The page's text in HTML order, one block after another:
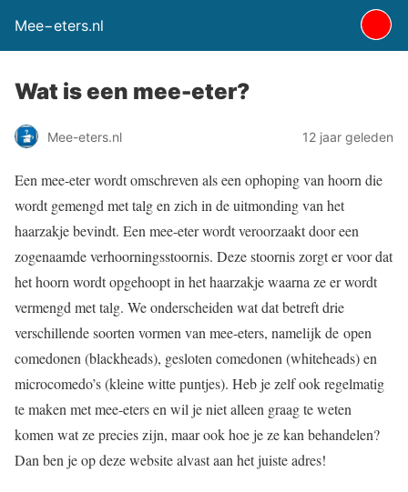
Mee−eters.nl
Wat is een mee-eter?
Mee-eters.nl 12 jaar geleden
Een mee-eter wordt omschreven als een ophoping van hoorn die
wordt gemengd met talg en zich in de uitmonding van het
haarzakje bevindt. Een mee-eter wordt veroorzaakt door een
zogenaamde verhoorningsstoornis. Deze stoornis zorgt er voor dat
het hoorn wordt opgehoopt in het haarzakje waarna ze er wordt
vermengd met talg. We onderscheiden wat dat betreft drie
verschillende soorten vormen van mee-eters, namelijk de open
comedonen (blackheads), gesloten comedonen (whiteheads) en
microcomedo’s (kleine witte puntjes). Heb je zelf ook regelmatig
te maken met mee-eters en wil je niet alleen graag te weten
komen wat ze precies zijn, maar ook hoe je ze kan behandelen?
Dan ben je op deze website alvast aan het juiste adres!